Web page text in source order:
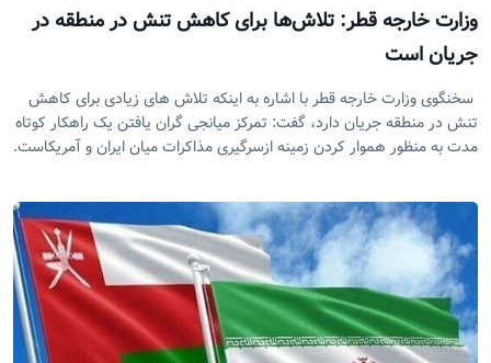
وزارت خارجه قطر: تلاش‌ها برای کاهش تنش در منطقه در
جریان است
سخنگوی وزارت خارجه قطر با اشاره به اینکه تلاش های زیادی برای کاهش
تنش در منطقه جریان دارد، گفت: تمرکز میانجی گران یافتن یک راهکار کوتاه
مدت به منظور هموار کردن زمینه ازسرگیری مذاکرات میان ایران و آمریکاست.